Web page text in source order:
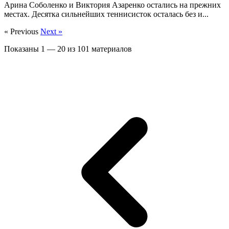
Арина Соболенко и Виктория Азаренко остались на прежних
местах. Десятка сильнейших теннисисток осталась без и...
« Previous Next »
Показаны 1 — 20 из 101 материалов